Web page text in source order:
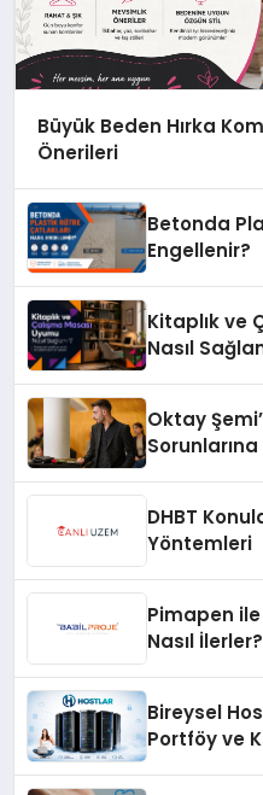
Büyük Beden Hırka
Önerileri
Betonda
Engellenir?
Kitaplık ve
Nasıl
Oktay
DHBT
Yöntemleri
Pimapen
Nasıl İlerler?
Bireysel
Portföy ve